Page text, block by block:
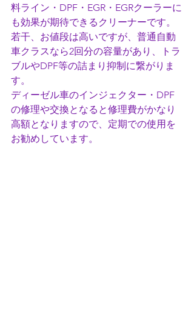
料ライン・DPF・EGR・EGRクーラーに
も効果が期待できるクリーナーです。
若干、お値段は高いですが、普通自動
車クラスなら2回分の容量があり、トラ
ブルやDPF等の詰まり抑制に繋がりま
す。
ディーゼル車のインジェクター・DPF
の修理や交換となると修理費がかなり
高額となりますので、定期での使用を
お勧めしています。